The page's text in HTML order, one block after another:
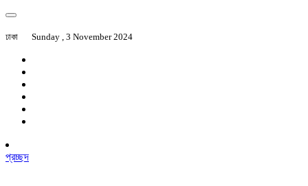
ঢাকা Sunday , 3 November 2024
প্রচ্ছদ